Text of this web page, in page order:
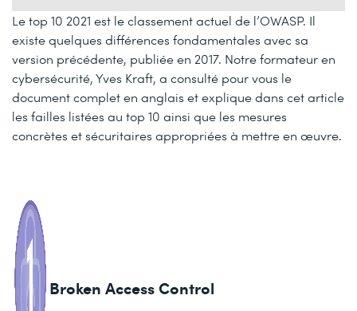
Le top 10 2021 est le classement actuel de l’OWASP. Il
existe quelques différences fondamentales avec sa
version précédente, publiée en 2017. Notre formateur en
cybersécurité, Yves Kraft, a consulté pour vous le
document complet en anglais et explique dans cet article
les failles listées au top 10 ainsi que les mesures
concrètes et sécuritaires appropriées à mettre en œuvre.
Broken Access Control